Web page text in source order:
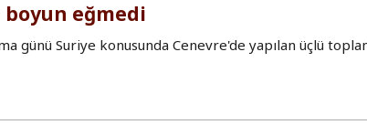
boyun eğmedi
günü Suriye konusunda Cenevre'de yapılan üçlü